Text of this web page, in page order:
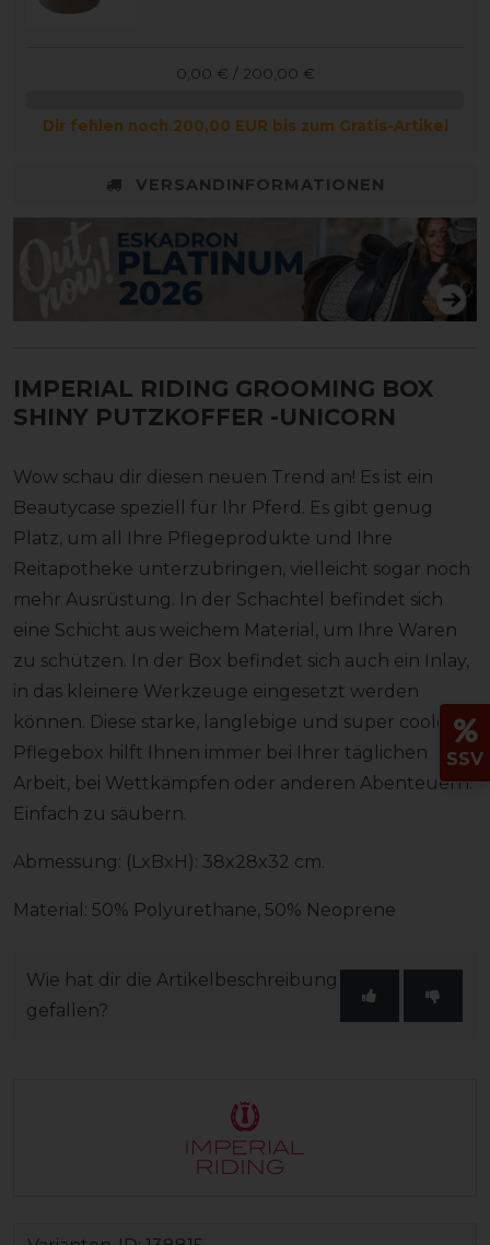
0,00 € / 200,00 €
Dir fehlen noch 200,00 EUR bis zum Gratis-Artikel
VERSANDINFORMATIONEN
IMPERIAL RIDING GROOMING BOX
SHINY PUTZKOFFER -UNICORN
Wow schau dir diesen neuen Trend an! Es ist ein
Beautycase speziell für Ihr Pferd. Es gibt genug
Platz, um all Ihre Pflegeprodukte und Ihre
Reitapotheke unterzubringen, vielleicht sogar noch
mehr Ausrüstung. In der Schachtel befindet sich
eine Schicht aus weichem Material, um Ihre Waren
zu schützen. In der Box befindet sich auch ein Inlay,
in das kleinere Werkzeuge eingesetzt werden
können. Diese starke, langlebige und super coole
Pflegebox hilft Ihnen immer bei Ihrer täglichen
Arbeit, bei Wettkämpfen oder anderen Abenteuern.
Einfach zu säubern.
Abmessung: (LxBxH): 38x28x32 cm.
Material: 50% Polyurethane, 50% Neoprene
Wie hat dir die Artikelbeschreibung
gefallen?
SSV